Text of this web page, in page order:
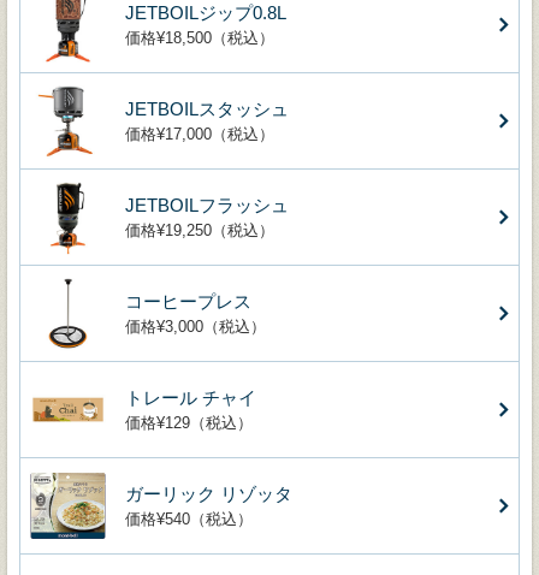
JETBOILジップ0.8L
価格¥18,500（税込）
JETBOILスタッシュ
価格¥17,000（税込）
JETBOILフラッシュ
価格¥19,250（税込）
コーヒープレス
価格¥3,000（税込）
トレール チャイ
価格¥129（税込）
ガーリック リゾッタ
価格¥540（税込）